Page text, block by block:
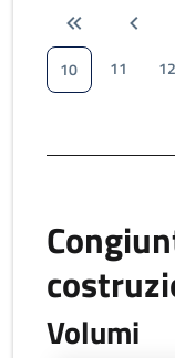
10
11 12
Volumi